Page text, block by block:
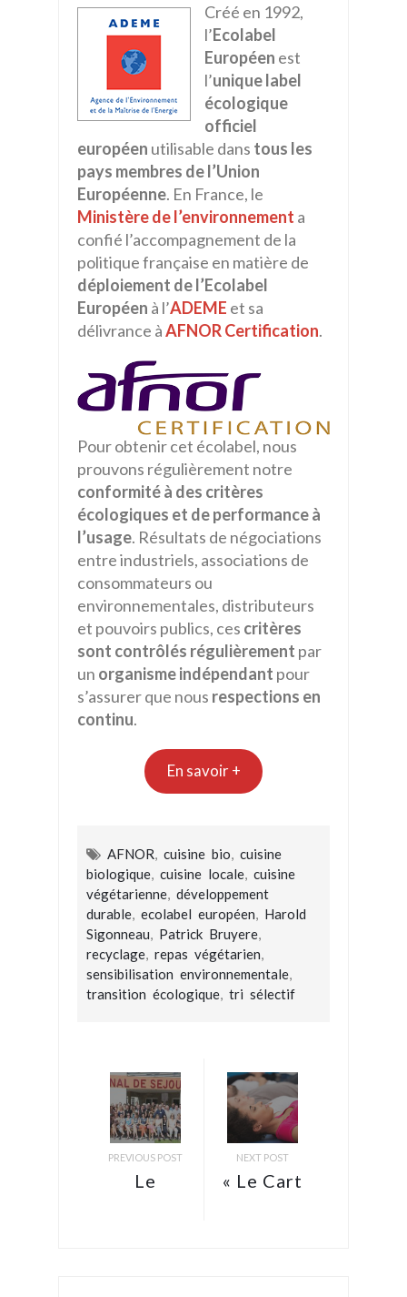
Créé en 1992,
l’Ecolabel
Européen est
l’uniquelabel
écologique
officiel
européen utilisable dans tous les
pays membres de l’Union
Européenne. En France, le
Ministère de l’environnement a
confié l’accompagnement de la
politique française en matière de
déploiement de l’Ecolabel
Européen à l’ADEME et sa
délivrance àAFNOR Certification.
Pour obtenir cet écolabel, nous
prouvons régulièrement notre
conformité à des critères
écologiques et de performance à
l’usage. Résultats de négociations
entre industriels, associations de
consommateurs ou
environnementales, distributeurs
et pouvoirs publics, ces critères
sont contrôlés régulièrement par
un organisme indépendant pour
s’assurer que nous respections en
continu.
En savoir +
AFNOR cuisine bio
cuisine
biologique cuisine locale cuisine
végétarienne développement
durable ecolabel européen
Harold
Sigonneau
Patrick Bruyere
recyclage repas végétarien
sensibilisation environnementale
transition écologique tri sélectif
PREVIOUS POST
Le
NEXT POST
« Le Cart